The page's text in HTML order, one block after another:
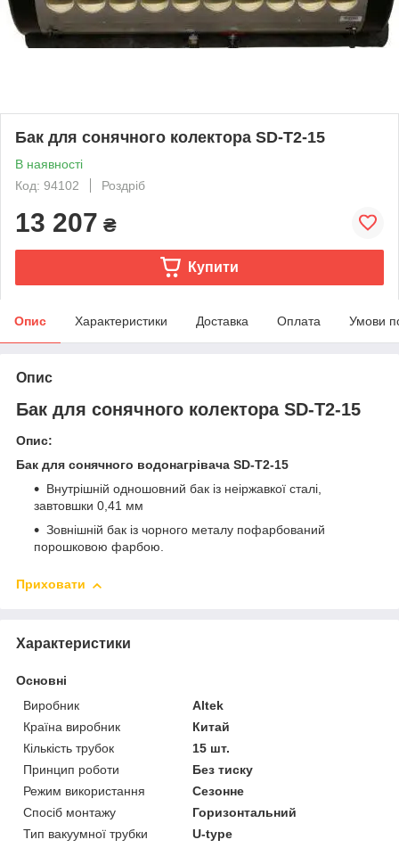
Бак для сонячного колектора SD-T2-15
В наявності
Код: 94102
Роздріб
13 207 ₴
Купити
Опис Характеристики Доставка Оплата Умови
Опис
Бак для сонячного колектора SD-T2-15
Опис:
Бак для сонячного водонагрівача SD-T2-15
Внутрішній одношовний бак із неіржавкої сталі,
завтовшки 0,41 мм
Зовнішній бак із чорного металу пофарбований
порошковою фарбою.
Приховати
Характеристики
Основні
Виробник
Altek
Країна виробник
Китай
Кількість трубок
15 шт.
Принцип роботи
Без тиску
Режим використання
Сезонне
Спосіб монтажу
Горизонтальний
Тип вакуумної трубки
U-type